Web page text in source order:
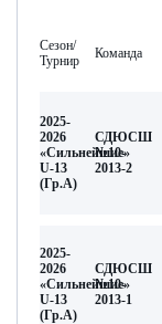
Сезон/
Турнир
Команда
2025-
2026
«Сильнейшие»
U-13
(Гр.А)
СДЮСШ
№10-
2013-2
2025-
2026
«Сильнейшие»
U-13
(Гр.А)
СДЮСШ
№10-
2013-1